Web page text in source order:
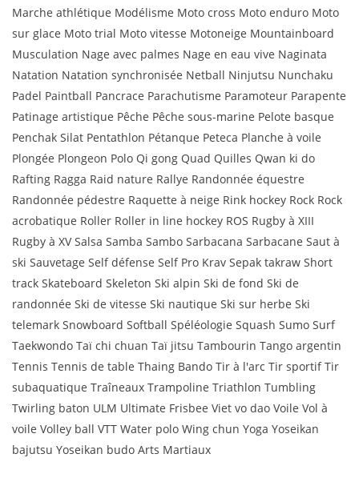
Marche athlétique Modélisme Moto cross Moto enduro Moto
sur glace Moto trial Moto vitesse Motoneige Mountainboard
Musculation Nage avec palmes Nage en eau vive Naginata
Natation Natation synchronisée Netball Ninjutsu Nunchaku
Padel Paintball Pancrace Parachutisme Paramoteur Parapente
Patinage artistique Pêche Pêche sous-marine Pelote basque
Penchak Silat Pentathlon Pétanque Peteca Planche à voile
Plongée Plongeon Polo Qi gong Quad Quilles Qwan ki do
Rafting Ragga Raid nature Rallye Randonnée équestre
Randonnée pédestre Raquette à neige Rink hockey Rock Rock
acrobatique Roller Roller in line hockey ROS Rugby à XIII
Rugby à XV Salsa Samba Sambo Sarbacana Sarbacane Saut à
ski Sauvetage Self défense Self Pro Krav Sepak takraw Short
track Skateboard Skeleton Ski alpin Ski de fond Ski de
randonnée Ski de vitesse Ski nautique Ski sur herbe Ski
telemark Snowboard Softball Spéléologie Squash Sumo Surf
Taekwondo Taï chi chuan Taï jitsu Tambourin Tango argentin
Tennis Tennis de table Thaing Bando Tir à l'arc Tir sportif Tir
subaquatique Traîneaux Trampoline Triathlon Tumbling
Twirling baton ULM Ultimate Frisbee Viet vo dao Voile Vol à
voile Volley ball VTT Water polo Wing chun Yoga Yoseikan
bajutsu Yoseikan budo Arts Martiaux